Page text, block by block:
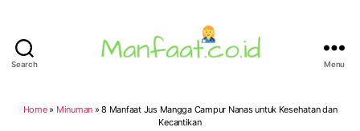
Search Menu
Home» Minuman»8 Manfaat Jus Mangga Campur Nanas untuk Kesehatan dan
Kecantikan